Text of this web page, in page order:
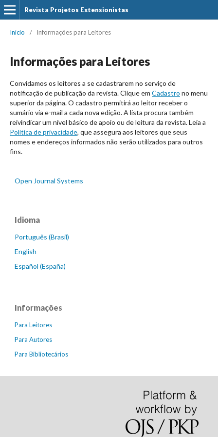
Revista Projetos Extensionistas
Início / Informações para Leitores
Informações para Leitores
Convidamos os leitores a se cadastrarem no serviço de
notificação de publicação da revista. Clique em Cadastro no menu
superior da página. O cadastro permitirá ao leitor receber o
sumário via e-mail a cada nova edição. A lista procura também
reivindicar um nível básico de apoio ou de leitura da revista. Leia a
Política de privacidade, que assegura aos leitores que seus
nomes e endereços informados não serão utilizados para outros
fins.
Open Journal Systems
Idioma
Português (Brasil)
English
Español (España)
Informações
Para Leitores
Para Autores
Para Bibliotecários